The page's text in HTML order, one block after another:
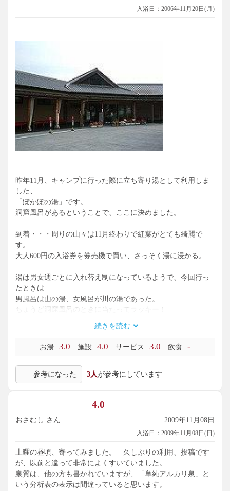
みあうこともあるそうでして、もともとキャパシティは大き
入浴日：2006年11月20日(月)
昨年11月、キャンプに行った際に立ち寄り湯として利用しま
した、
「ぽかぽの湯」です。
洞窟風呂があるということで、ここに決めました。
到着・・・周りの山々は11月終わりで紅葉がとても綺麗で
す。
大人600円の入浴券を券売機で買い、さっそく湯に浸かる。
湯は男女週ごとに入れ替え制になっているようで、今回行っ
たときは
男風呂は山の湯、女風呂が川の湯であった。
ちょうど洞窟風呂のときに当たってラッキー！
まずは、露天の樽風呂から・・かなり湯の温度が熱い。43度
ぐらいはあるのではなかろうか。
40度ちょっとぐらいが好みの私には、非常に熱く感じる。
しかし・・・ん・・・奥までたった3～4mぐらいの奥行きし
かない。
それにここの湯も熱かった。
続けて、内湯の木風呂に浸かる、ここの湯の温度はちょうど
よい感じでした。
寝湯につかりながら、周りの山々の紅葉を眺めているととて
も気持ちいい。
続きを読む
お湯 3.0 施設 4.0 サービス 3.0 飲食 -
参考になった 3人が参考にしています
4.0
おさむし さん 2009年11月08日
入浴日：2009年11月08日(日)
土曜の昼頃、寄ってみました。 久しぶりの利用、投稿です
が、以前と違って非常によくすいていました。
泉質は、他の方も書かれていますが、「単純アルカリ泉」と
いう分析表の表示は間違っていると思います。